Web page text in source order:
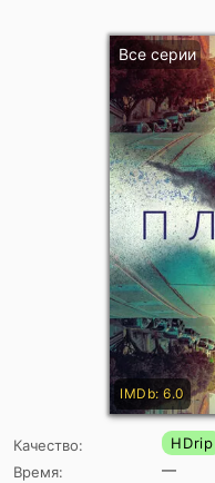
IMDb: 6.0
Все серии
Качество:
HDrip
Время:
—